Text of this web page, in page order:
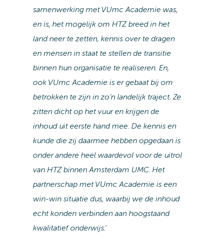
samenwerking met VUmc Academie was,
en is, het mogelijk om HTZ breed in het
land neer te zetten, kennis over te dragen
en mensen in staat te stellen de transitie
binnen hun organisatie te realiseren. En,
ook VUmc Academie is er gebaat bij om
betrokken te zijn in zo’n landelijk traject. Ze
zitten dicht op het vuur en krijgen de
inhoud uit eerste hand mee. De kennis en
kunde die zij daarmee hebben opgedaan is
onder andere heel waardevol voor de uitrol
van HTZ binnen Amsterdam UMC. Het
partnerschap met VUmc Academie is een
win-win situatie dus, waarbij we de inhoud
echt konden verbinden aan hoogstaand
kwalitatief onderwijs.’